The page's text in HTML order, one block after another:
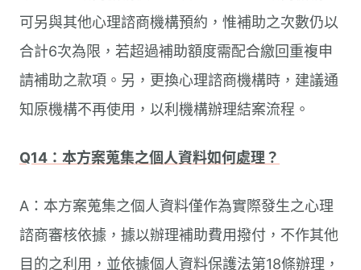
可另與其他心理諮商機構預約，惟補助之次數仍以
合計6次為限，若超過補助額度需配合繳回重複申
請補助之款項。另，更換心理諮商機構時，建議通
知原機構不再使用，以利機構辦理結案流程。
Q14：本方案蒐集之個人資料如何處理？
A：本方案蒐集之個人資料僅作為實際發生之心理
諮商審核依據，據以辦理補助費用撥付，不作其他
目的之利用，並依據個人資料保護法第18條辦理，